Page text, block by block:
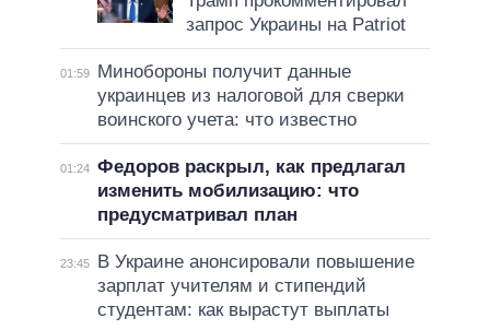
запрос Украины на Patriot
01:59
Минобороны получит данные
украинцев из налоговой для сверки
воинского учета: что известно
01:24 Федоров раскрыл, как предлагал
изменить мобилизацию: что
предусматривал план
23:45
В Украине анонсировали повышение
зарплат учителям и стипендий
студентам: как вырастут выплаты